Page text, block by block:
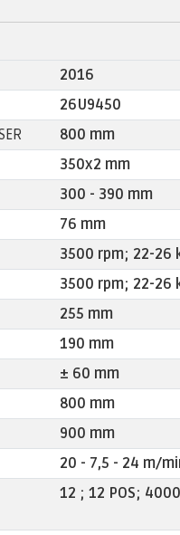
2016
26U9450
800 mm
350x2 mm
300 - 390 mm
76 mm
3500 rpm; 22-26
3500 rpm; 22-26
255 mm
190 mm
± 60 mm
800 mm
900 mm
20 - 7,5 - 24 m/
12 ; 12 POS;